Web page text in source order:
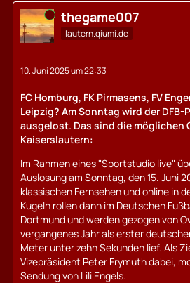
Online thegame007
lautern.qiumi.de
10. Juni 2025 um 22:33
FC Homburg, FK Pirmasens, FV
Leipzig? Am Sonntag wird der
ausgelost. Das sind die möglichen
Kaisers­lautern:
Im Rahmen eines "Sportstudio live"
Auslosung am Sonntag, den 15. Juni
klassischen Fernsehen und online in
Kugeln rollen dann im Deutschen
Dortmund und werden gezogen von
vergangenes Jahr als erster
Meter unter zehn Sekunden lief. Als
Vizepräsident Peter Frymuth dabei,
Sendung von Lili Engels.